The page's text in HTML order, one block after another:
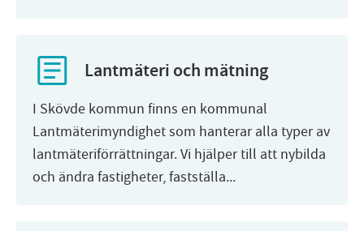
Lantmäteri och mätning
I Skövde kommun finns en kommunal
Lantmäterimyndighet som hanterar alla typer av
lantmäteriförrättningar. Vi hjälper till att nybilda
och ändra fastigheter, fastställa...